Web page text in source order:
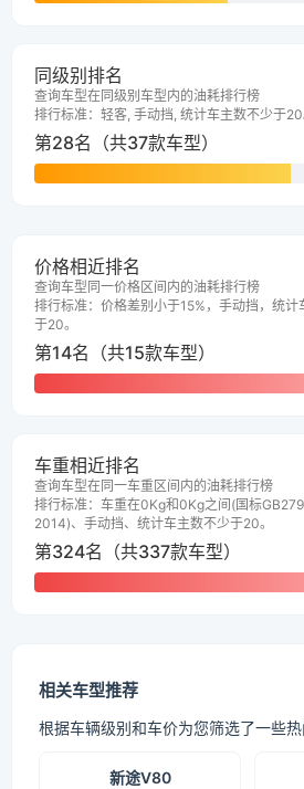
同级别排名
查询车型在同级别车型内的油耗排行榜
排行标准：轻客, 手动挡, 统计车主数不少于20
第28名（共37款车型）
价格相近排名
查询车型同一价格区间内的油耗排行榜
排行标准：价格差别小于15%，手动挡，统计
于20。
第14名（共15款车型）
车重相近排名
查询车型在同一车重区间内的油耗排行榜
排行标准：车重在0Kg和0Kg之间(国标
2014)、手动挡、统计车主数不少于20。
第324名（共337款车型）
相关车型推荐
根据车辆级别和车价为您筛选了一些
新途V80